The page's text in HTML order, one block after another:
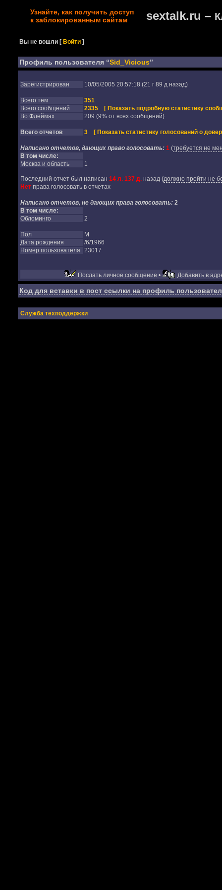
Узнайте, как получить доступ
к заблокированным сайтам
sextalk.ru –
Вы не вошли [Войти ]
Профиль пользователя “Sid_Vicious”
Зарегистрирован 10/05/2005 20:57:18 (21 г 89 д назад)
Всего тем
351
Всего сообщений
2335
[ Показать подробную статистику
Во Флеймах
209 (9% от всех сообщений)
Всего отчетов 3 [ Показать статистику голосований о
Написано отчетов, дающих право голосовать: 1(требуется не
В том числе:
Москва и область
1
Последний отчет был написан 14 л. 137 д.назад(должно пройти не
Нетправа голосовать в отчетах
Написано отчетов, не дающих права голосовать: 2
В том числе:
Обломинго
2
Пол
М
Дата рождения
/6/1966
Номер пользователя
23017
Послать личное сообщение • Добавить в
Код для вставки в пост ссылки на профиль
Служба техподдержки